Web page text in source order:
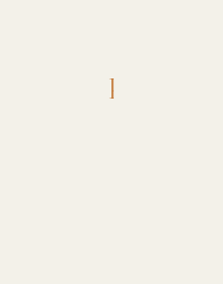
Parco